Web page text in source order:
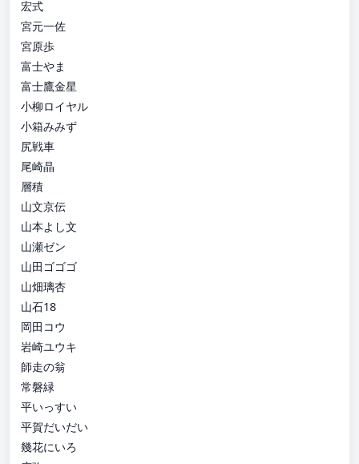
宏式
宮元一佐
宮原歩
富士やま
富士鷹金星
小柳ロイヤル
小箱みみず
尻戦車
尾崎晶
層積
山文京伝
山本よし文
山瀬ゼン
山田ゴゴゴ
山畑璃杏
山石18
岡田コウ
岩崎ユウキ
師走の翁
常磐緑
平いっすい
平賀だいだい
幾花にいろ